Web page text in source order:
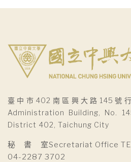
臺中市402南區興大路145號
Administration Building, No.
District 402, Taichung City
秘 書 室Secretariat Office
04-2287 3702